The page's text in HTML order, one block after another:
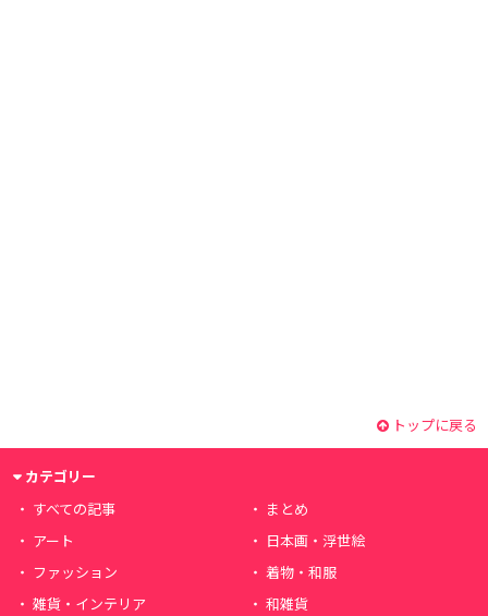
トップに戻る
カテゴリー
すべての記事
まとめ
アート
日本画・浮世絵
ファッション
着物・和服
雑貨・インテリア
和雑貨